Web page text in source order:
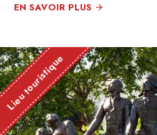
EN SAVOIR PLUS
Lieu touristique